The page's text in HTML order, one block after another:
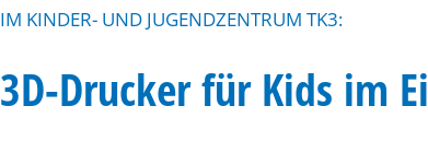
IM KINDER- UND JUGENDZENTRUM TK3:
3D-Drucker für Kids im